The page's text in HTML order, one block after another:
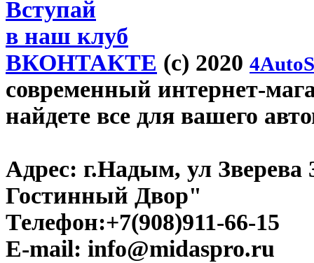
Вступай
в наш клуб
ВКОНТАКТЕ (c) 2020
современный интернет-
найдете все для вашего
Адрес: г.Надым, ул
Гостинный Двор"
Телефон:+7(908)911-66-15
E-mail: info@midaspro.ru